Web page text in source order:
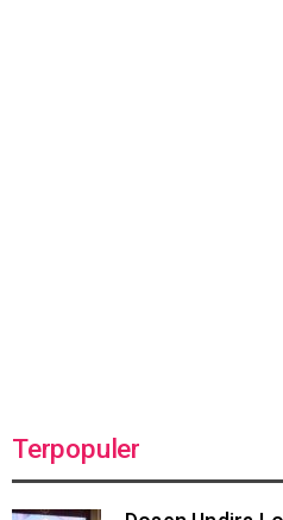
Terpopuler